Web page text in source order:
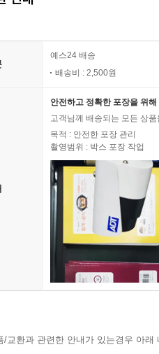
예스24 배송
배송비 : 2,500원
안전하고 정확한 포장을 위
고객님께 배송되는 모든 상
목적 : 안전한 포장 관리
촬영범위 : 박스 포장 작업
교환과 관련한 안내가 있는경우 아